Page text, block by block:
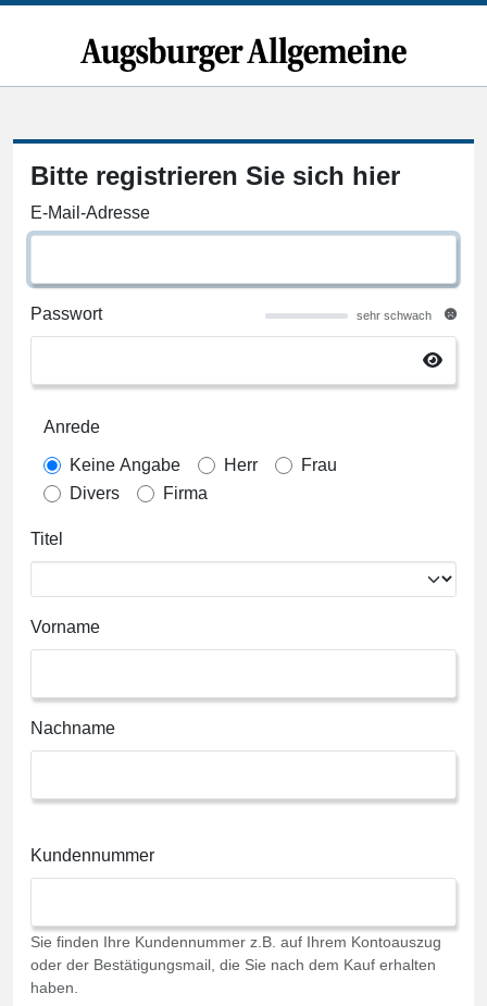
Bitte registrieren Sie sich hier
E-Mail-Adresse
Passwort sehr schwach
Anrede
Keine Angabe Herr
Frau
Divers
Firma
Titel
Vorname
Nachname
Kundennummer
Sie finden Ihre Kundennummer z.B. auf Ihrem Kontoauszug
oder der Bestätigungsmail, die Sie nach dem Kauf erhalten
haben.